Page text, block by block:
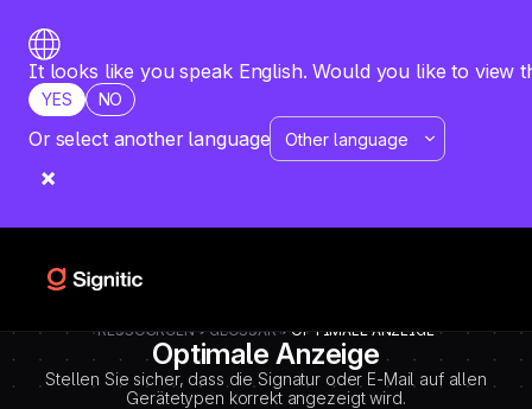
DEBUT CODE E - TEMPLATE CMS DEFINITIONS / LEXIQUE
Emplacement Webflow: Template CMS Definitions > Page settings >
Custom code > Inside tag
It looks like you speak English. Would you like to view
YES NO
Or select another language
RESSOURCEN GLOSSAR OPTIMALE ANZEIGE
Optimale Anzeige
Stellen Sie sicher, dass die Signatur oder E-Mail auf allen
Gerätetypen korrekt angezeigt wird.